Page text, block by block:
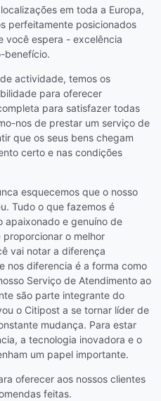
em toda a Europa,
perfeitamente posicionados
você espera - excelência
benefício.
actividade, temos os
para oferecer
para satisfazer todas
nos de prestar um serviço de
que os seus bens chegam
certo e nas condições
esquecemos que o nosso
Tudo o que fazemos é
apaixonado e genuíno de
o melhor
vai notar a diferença
nos diferencia é a forma como
Serviço de Atendimento ao
são parte integrante do
o Citipost a se tornar líder de
mudança. Para estar
a tecnologia inovadora e o
um papel importante.
oferecer aos nossos clientes
feitas.